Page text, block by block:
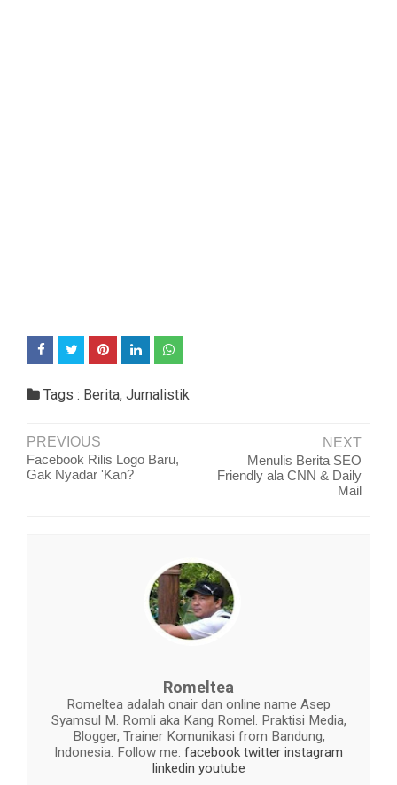
Tags : Berita, Jurnalistik
PREVIOUS
Facebook Rilis Logo Baru,
Gak Nyadar 'Kan?
NEXT
Menulis Berita SEO
Friendly ala CNN & Daily
Mail
Romeltea
Romeltea adalah onair dan online name Asep
Syamsul M. Romli aka Kang Romel. Praktisi Media,
Blogger, Trainer Komunikasi from Bandung,
Indonesia. Follow me: facebook twitter instagram
linkedin youtube